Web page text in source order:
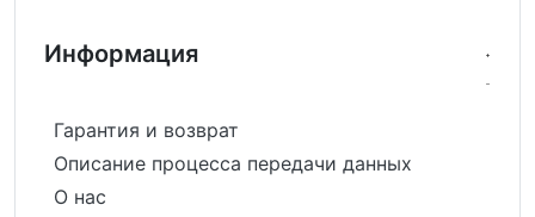
Информация
Гарантия и возврат
Описание процесса передачи данных
О нас